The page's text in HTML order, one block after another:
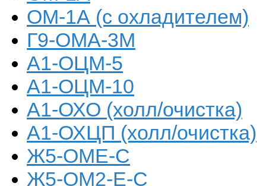
ОМ-1А (с охладителем)
Г9-ОМА-3М
А1-ОЦМ-5
А1-ОЦМ-10
А1-ОХО (холл/очистка)
А1-ОХЦП (холл/очистка)
Ж5-ОМЕ-С
Ж5-ОМ2-Е-С